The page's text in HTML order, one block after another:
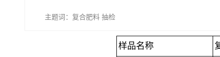
主题词：复合肥料 抽检
样品名称